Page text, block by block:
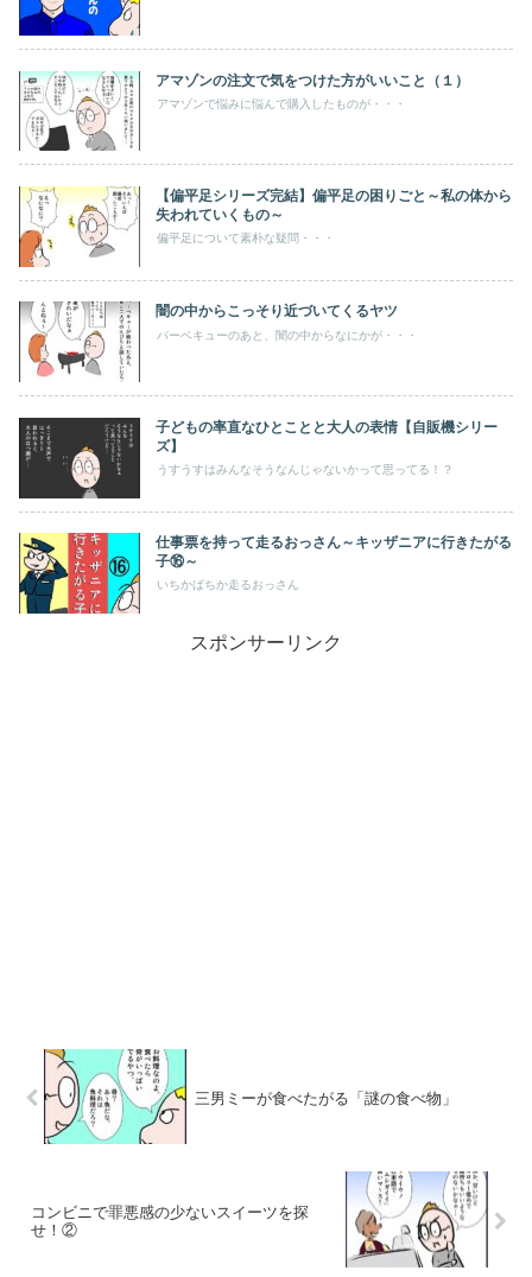
アマゾンの注文で気をつけた方がいいこと（１）
アマゾンで悩みに悩んで購入したものが・・・
【偏平足シリーズ完結】偏平足の困りごと～私の体から
失われていくもの～
偏平足について素朴な疑問・・・
闇の中からこっそり近づいてくるヤツ
バーベキューのあと、闇の中からなにかが・・・
子どもの率直なひとことと大人の表情【自販機シリー
ズ】
うすうすはみんなそうなんじゃないかって思ってる！？
仕事票を持って走るおっさん～キッザニアに行きたがる
子⑯～
いちかばちか走るおっさん
スポンサーリンク
三男ミーが食べたがる「謎の食べ物」
コンビニで罪悪感の少ないスイーツを探
せ！②